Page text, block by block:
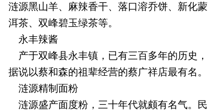
涟源黑山羊、麻辣香干、落口溶乔饼、新化蒙
洱茶、双峰碧玉绿茶等。
永丰辣酱
产于双峰县永丰镇，已有三百多年的历史，
据说以蔡和森的祖辈经营的蔡广祥店最有名。
涟源精制面粉
涟源盛产面度粉，三十年代就颇有名气。民